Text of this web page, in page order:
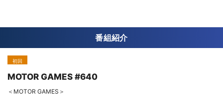
番組紹介
初回
MOTOR GAMES #640
＜MOTOR GAMES＞